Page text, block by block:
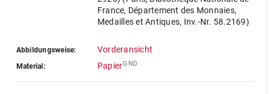
France, Département des Monnaies,
Medailles et Antiques, Inv.-Nr. 58.2169)
Abbildungsweise: Vorderansicht
Material: PapierGND